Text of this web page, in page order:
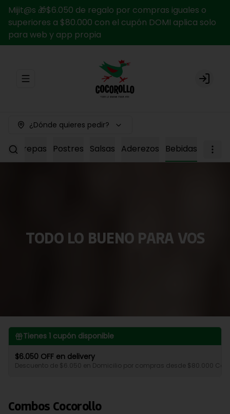
Mijit@s 🎁$6.050 de regalo por compras iguales o
superiores a $80.000 con el cupón DOMI aplica solo
para web y app propia
Abrir menu de navegación Login
¿Dónde quieres pedir?
Arepas Postres Salsas Aderezos Bebidas
TODO LO BUENO PARA VOS
Tienes 1 cupón disponible
$6.050 OFF en delivery
Descuento de $6.050 en Domicilio por compras desde $80.000
Combos Cocorollo